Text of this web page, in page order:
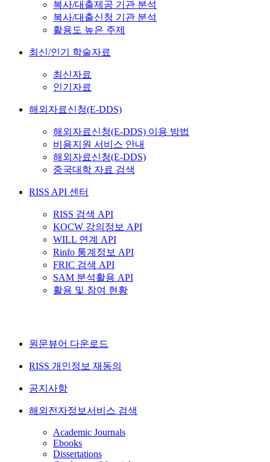
복사/대출제공 기관 분석
복사/대출신청 기관 분석
활용도 높은 주제
최신/인기 학술자료
최신자료
인기자료
해외자료신청(E-DDS)
해외자료신청(E-DDS) 이용 방법
비용지원 서비스 안내
해외자료신청(E-DDS)
중국대학 자료 검색
RISS API 센터
RISS 검색 API
KOCW 강의정보 API
WILL 연계 API
Rinfo 통계정보 API
FRIC 검색 API
SAM 분석활용 API
활용 및 참여 현황
원문뷰어 다운로드
RISS 개인정보 재동의
공지사항
해외전자정보서비스 검색
Academic Journals
Ebooks
Dissertations